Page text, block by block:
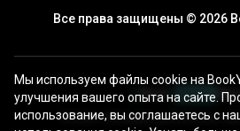
Все права защищены © 2026
Онлайн площадка рыболовных
Мы используем файлы cookie на
улучшения вашего опыта на сайте.
использование, вы соглашаетесь с